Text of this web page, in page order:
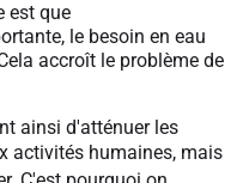
est que
le besoin en eau
accroît le problème de
ainsi d'atténuer les
activités humaines, mais